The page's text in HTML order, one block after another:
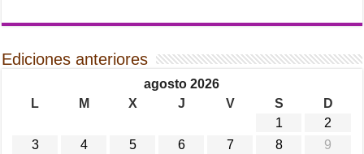
Ediciones anteriores
agosto 2026
L
M X J V S
D
1
2
3
4 5 6 7 8
9